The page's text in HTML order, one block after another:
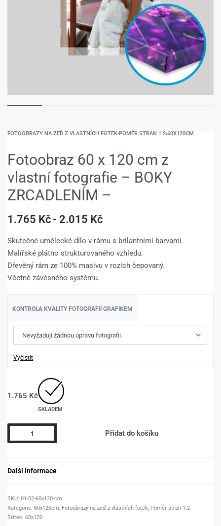
FOTOOBRAZY NA ZEĎ Z VLASTNÍCH FOTEK›POMĚR STRAN 1:2›60X120CM
Fotoobraz 60 x 120 cm z
vlastní fotografie – BOKY
ZRCADLENÍM –
1.765 Kč 2.015 Kč
Skutečné umělecké dílo v rámu s brilantními barvami.
Malířské plátno strukturovaného vzhledu.
Dřevěný rám ze 100% masivu v rozích čepovaný.
Včetně závěsného systému.
KONTROLA KVALITY FOTOGRAFIÍ GRAFIKEM
Vyčistit
1.765 Kč
SKLADEM
Přidat do košíku
Další informace
01-02-60x120-cm
Kategorie: 60x120cm, Fotoobrazy na zeď z vlastních fotek, Poměr stran 1:2
Štítek: 60x120